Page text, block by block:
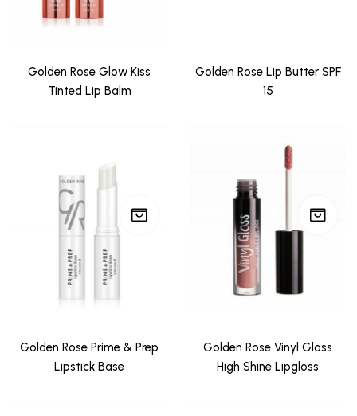
Golden Rose Glow Kiss
Tinted Lip Balm
Golden Rose Lip Butter SPF
15
Golden Rose Prime & Prep
Lipstick Base
Golden Rose Vinyl Gloss
High Shine Lipgloss